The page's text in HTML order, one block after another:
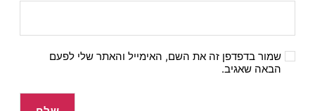
שמור בדפדפן זה את השם, האימייל והאתר שלי לפעם
הבאה שאגיב.